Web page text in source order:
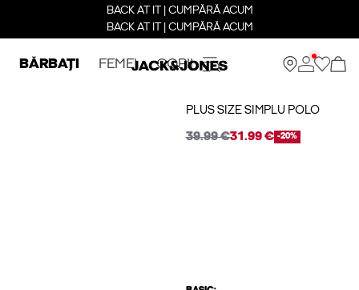
BACK AT IT | CUMPĂRĂ ACUM
BACK AT IT | CUMPĂRĂ ACUM
BĂRBAȚI FEMEI COPII
PLUS SIZE SIMPLU POLO
39.99 €31.99 € -20%